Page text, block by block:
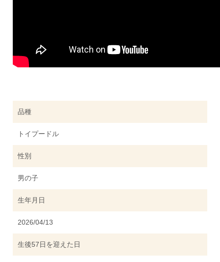
品種
トイプードル
性別
男の子
生年月日
2026/04/13
生後57日を迎えた日